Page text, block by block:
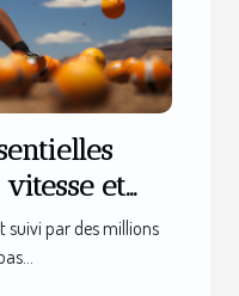
et
de
suivi par des millions